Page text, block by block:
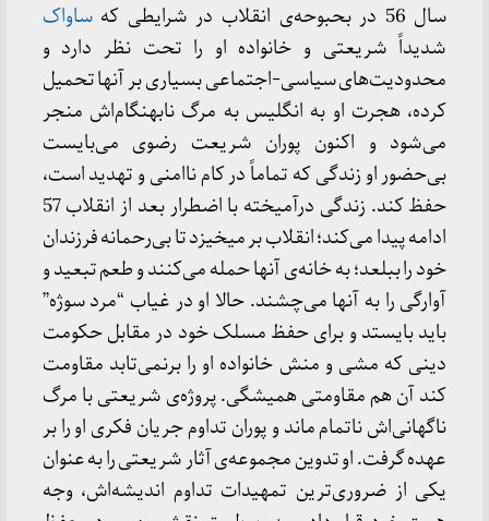
سال 56 در بحبوحه‌ی انقلاب در شرایطی که
ساواک
شدیداً شریعتی و خانواده او را تحت نظر دارد و
محدودیت‌های سیاسی-اجتماعی بسیاری بر آنها تحمیل
کرده، هجرت او به انگلیس به مرگ نابهنگام‌اش منجر
می‌شود و اکنون پوران شریعت رضوی می‌بایست
بی‌حضور او زندگی که تماماً در کام ناامنی و تهدید است،
حفظ کند. زندگی در‌آمیخته با اضطرار بعد از انقلاب 57
ادامه پیدا می‌کند؛ انقلاب بر میخیزد تا بی‌رحمانه فرزندان
خود را ببلعد؛ به خانه‌ی آنها حمله می‌کنند و طعم تبعید و
آوارگی را به آنها می‌چشند. حالا او در غیاب “مرد سوژه”
باید بایستد و برای حفظ مسلک خود در مقابل حکومت
دینی که مشی و منش خانواده او را برنمی‌تابد مقاومت
کند آن هم مقاومتی همیشگی. پروژه‌ی شریعتی با مرگ
ناگهانی‌اش ناتمام ماند و پوران تداوم جریان فکری او را بر
عهده گرفت. او تدوین مجموعه‌ی آثار شریعتی را به عنوان
یکی از ضروری‌ترین تمهیدات تداوم اندیشه‌اش، وجه